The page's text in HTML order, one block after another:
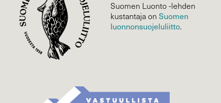
Suomen Luonto -lehden
kustantaja on Suomen
luonnonsuojelu­liitto.